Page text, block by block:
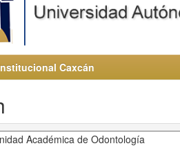
Caxcán